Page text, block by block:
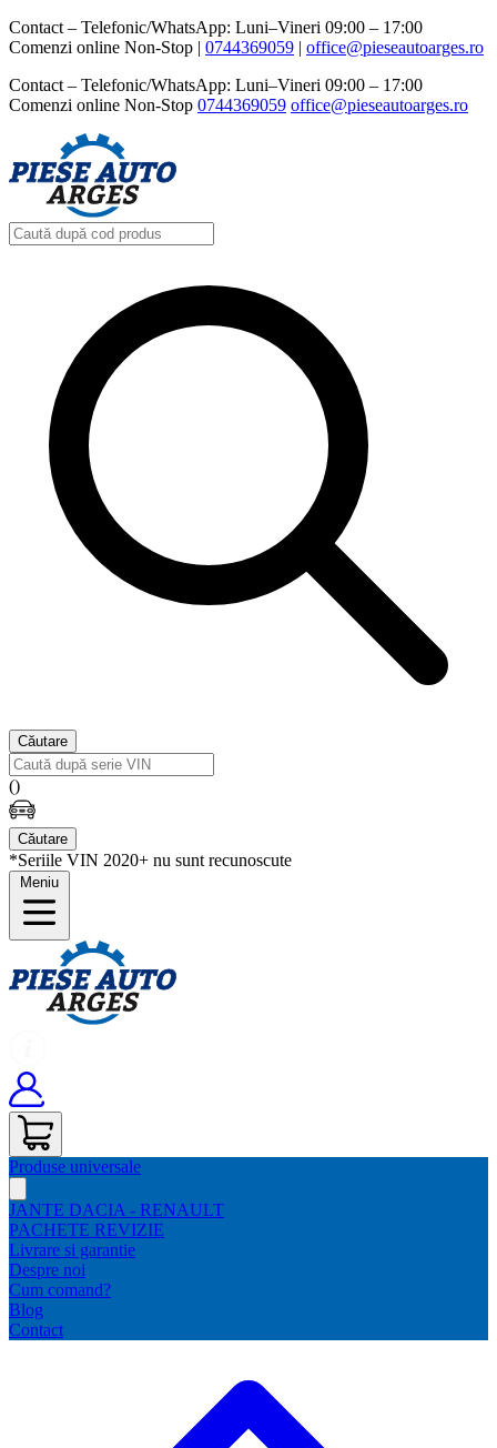
Contact – Telefonic/WhatsApp: Luni–Vineri 09:00 – 17:00
Comenzi online Non-Stop | 0744369059‬ | office@pieseautoarges.ro
Contact – Telefonic/WhatsApp: Luni–Vineri 09:00 – 17:00
Comenzi online Non-Stop 0744369059‬ office@pieseautoarges.ro
Căutare
()
Căutare
*Seriile VIN 2020+ nu sunt recunoscute
Meniu
Produse universale
JANTE DACIA - RENAULT
PACHETE REVIZIE
Livrare si garantie
Despre noi
Cum comand?
Blog
Contact